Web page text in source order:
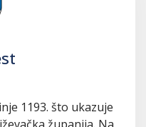
1193. što ukazuje